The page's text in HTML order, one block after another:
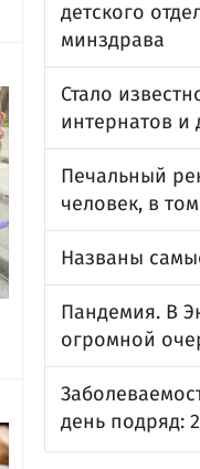
детского
минздрава
Стало
интернатов и
Печальный
человек, в
Названы
Пандемия. В
огромной
день подряд: